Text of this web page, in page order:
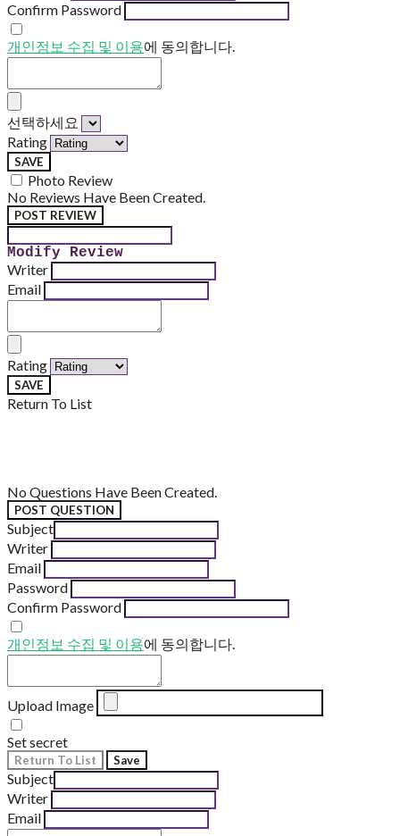
Confirm Password
개인정보 수집 및 이용에 동의합니다.
선택하세요
Rating
SAVE
Photo Review
No Reviews Have Been Created.
POST REVIEW
Modify Review
Writer
Email
Rating
SAVE
Return To List
No Questions Have Been Created.
POST QUESTION
Subject
Writer
Email
Password
Confirm Password
개인정보 수집 및 이용에 동의합니다.
Upload Image
Set secret
Return To List Save
Subject
Writer
Email